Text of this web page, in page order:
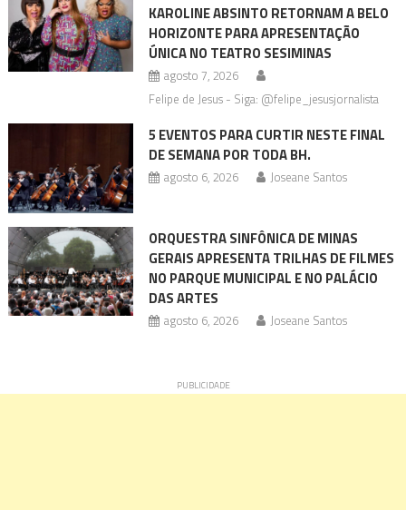
KAROLINE ABSINTO RETORNAM A BELO
HORIZONTE PARA APRESENTAÇÃO
ÚNICA NO TEATRO SESIMINAS
agosto 7, 2026
Felipe de Jesus - Siga: @felipe_jesusjornalista
5 EVENTOS PARA CURTIR NESTE FINAL
DE SEMANA POR TODA BH.
agosto 6, 2026 Joseane Santos
ORQUESTRA SINFÔNICA DE MINAS
GERAIS APRESENTA TRILHAS DE FILMES
NO PARQUE MUNICIPAL E NO PALÁCIO
DAS ARTES
agosto 6, 2026 Joseane Santos